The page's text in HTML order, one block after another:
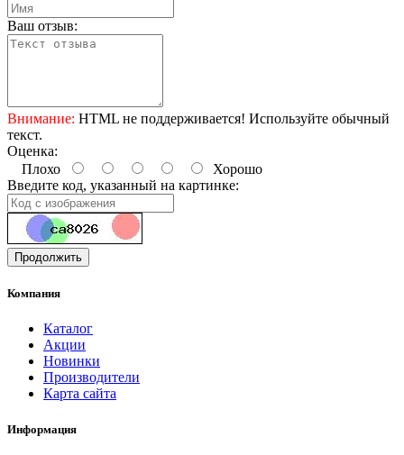
Ваш отзыв:
Внимание: HTML не поддерживается! Используйте обычный
текст.
Оценка:
Плохо
Хорошо
Введите код, указанный на картинке:
Продолжить
Компания
Каталог
Акции
Новинки
Производители
Карта сайта
Информация